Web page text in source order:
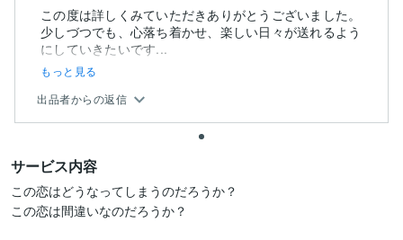
この度は詳しくみていただきありがとうございました。
少しづつでも、心落ち着かせ、楽しい日々が送れるよう
にしていきたいです...
もっと見る
出品者からの返信
サービス内容
この恋はどうなってしまうのだろうか？
この恋は間違いなのだろうか？